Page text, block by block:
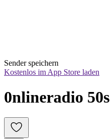
Sender speichern
Kostenlos im App Store laden
0nlineradio 50s